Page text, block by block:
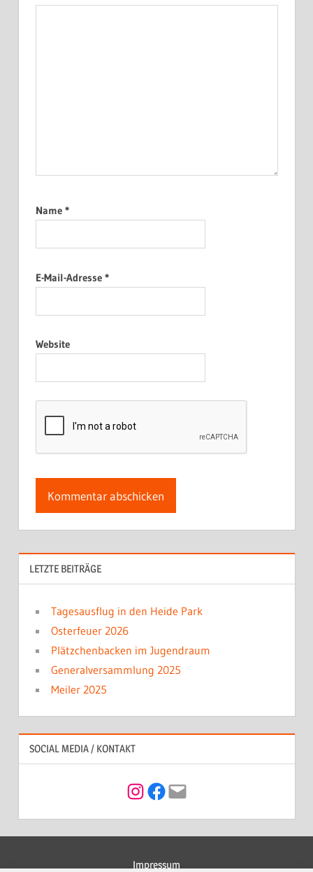
Name *
E-Mail-Adresse *
Website
LETZTE BEITRÄGE
Tagesausflug in den Heide Park
Osterfeuer 2026
Plätzchenbacken im Jugendraum
Generalversammlung 2025
Meiler 2025
SOCIAL MEDIA / KONTAKT
Instagram
Facebook
Mail
Impressum